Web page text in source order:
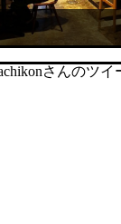
さんのツイ